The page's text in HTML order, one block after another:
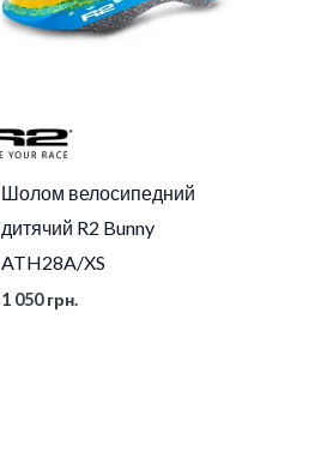
Шолом велосипедний
дитячий R2 Bunny
ATH28A/XS
1 050грн.